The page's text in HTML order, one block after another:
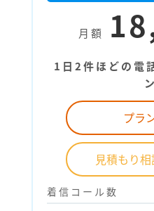
月額
1日2件ほどの電
プラ
見積もり
着信コール数